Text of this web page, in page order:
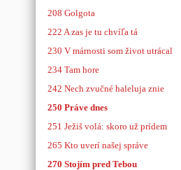
208 Golgota
222 A zas je tu chvíľa tá
230 V márnosti som život utrácal
234 Tam hore
242 Nech zvučné haleluja znie
250 Práve dnes
251 Ježiš volá: skoro už prídem
265 Kto uverí našej správe
270 Stojím pred Tebou